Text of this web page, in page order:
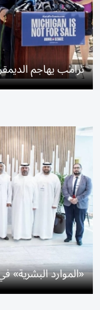
ترامب يهاجم
«الموارد البشرية»